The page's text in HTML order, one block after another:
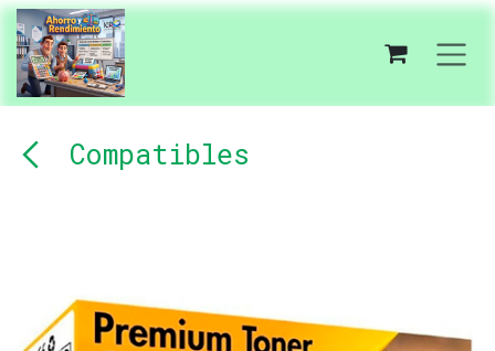
Ir al contenido
Compatibles